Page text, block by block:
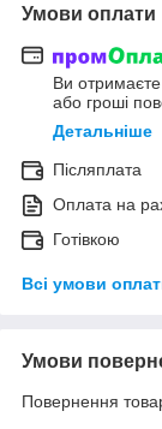
Умови оплати
Ви
або гроші
Детальніше
Післяплата
Оплата на
Готівкою
Всі умови
Умови
Повернення